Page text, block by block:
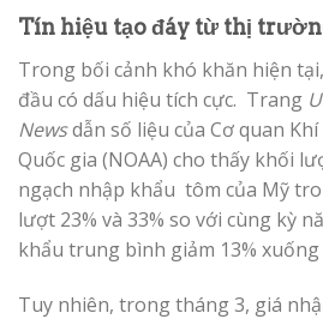
Tín hiệu tạo đáy từ thị
Trong bối cảnh khó khăn hiện
đầu có dấu hiệu tích cực. Trang
Newsdẫn số liệu của Cơ quan
Quốc gia (NOAA) cho thấy khối
ngạch nhập khẩu tôm của Mỹ
lượt 23% và 33% so với cùng kỳ
khẩu trung bình giảm 13% xuống
Tuy nhiên, trong tháng 3, giá